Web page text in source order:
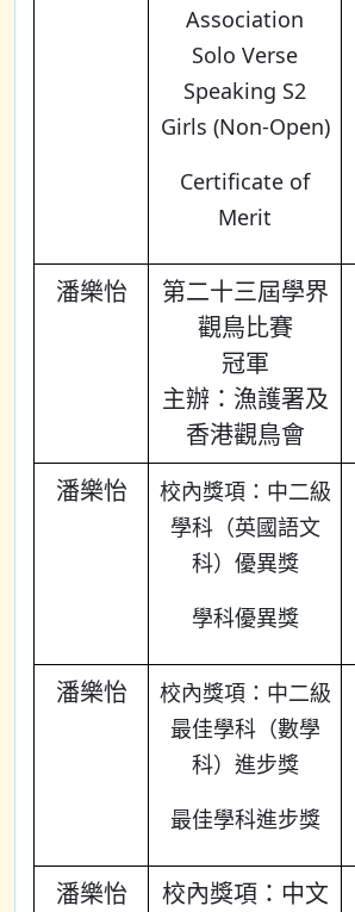
Association
Solo Verse
Speaking S2
Girls (Non-Open)
Certificate of
Merit
潘樂怡
第二十三屆學界
觀鳥比賽
冠軍
主辦：漁護署及
香港觀鳥會
潘樂怡
校內獎項：中二級
學科（英國語文
科）優異獎
學科優異獎
潘樂怡
校內獎項：中二級
最佳學科（數學
科）進步獎
最佳學科進步獎
潘樂怡
校內獎項：中文